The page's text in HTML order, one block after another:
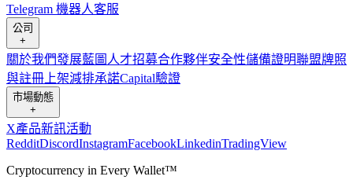
Telegram 機器人客服
公司
+
關於我們發展藍圖 人才招募合作夥伴安全性儲備證明聯盟牌照
與註冊 上架減排承諾Capital驗證
市場動態
+
X產品新訊活動
RedditDiscordInstagramFacebookLinkedinTradingView
Cryptocurrency in Every Wallet™